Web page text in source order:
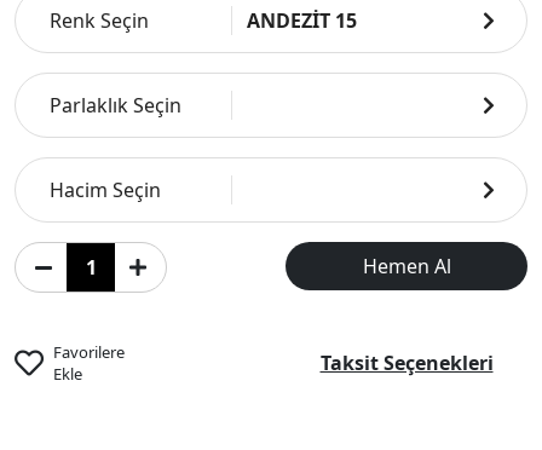
Renk Seçin ANDEZİT 15
Parlaklık Seçin
Hacim Seçin
Hemen Al
Favorilere
Ekle
Taksit Seçenekleri